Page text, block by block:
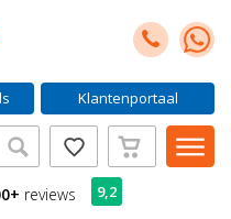
Klantenportaal
reviews 9,2